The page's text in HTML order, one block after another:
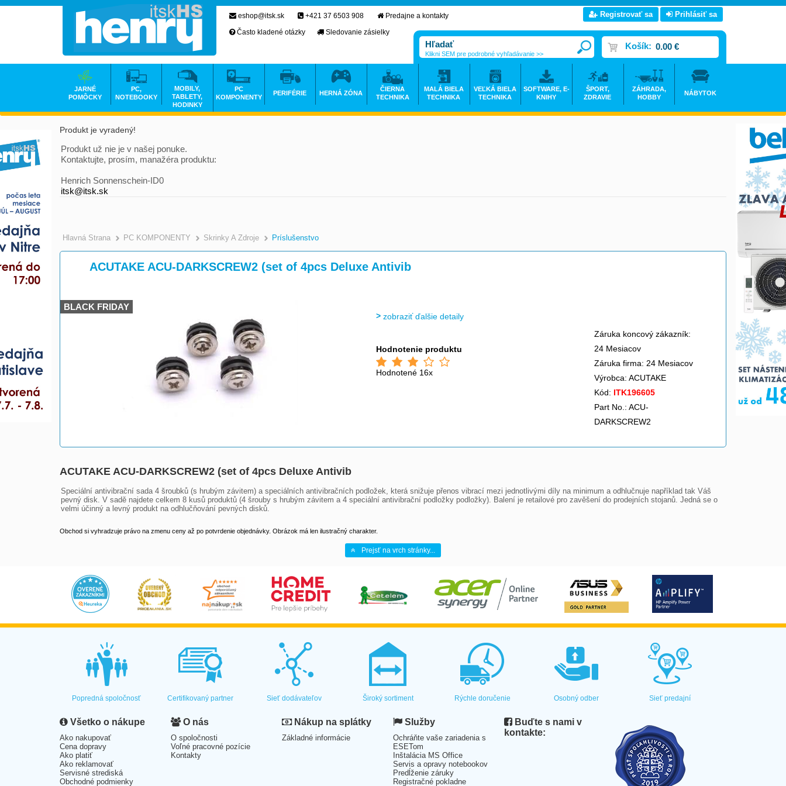
Produkt je vyradený!
Produkt už nie je v našej ponuke.
Kontaktujte, prosím, manažéra produktu:
Henrich Sonnenschein-ID0
itsk@itsk.sk
Hlavná Strana >
PC KOMPONENTY >
Skrinky A Zdroje >
Príslušenstvo
ACUTAKE ACU-DARKSCREW2 (set of 4pcs Deluxe Antivib
BLACK FRIDAY
zobraziť ďalšie detaily
Hodnotenie produktu
Hodnotené 16x
Záruka koncový zákazník:
24 Mesiacov
Záruka firma: 24 Mesiacov
Výrobca: ACUTAKE
Kód: ITK196605
Part No.: ACU-
DARKSCREW2
ACUTAKE ACU-DARKSCREW2 (set of 4pcs Deluxe Antivib
Speciální antivibrační sada 4 šroubků (s hrubým závitem) a speciálních antivibračních podložek, která snižuje přenos vibrací mezi jednotlivými díly na minimum a odhlučnuje například tak Váš
pevný disk. V sadě najdete celkem 8 kusů produktů (4 šrouby s hrubým závitem a 4 speciální antivibrační podložky podložky). Balení je retailové pro zavěšení do prodejních stojanů. Jedná se o
velmi účinný a levný produkt na odhlučňování pevných disků.
Obchod si vyhradzuje právo na zmenu ceny až po potvrdenie objednávky. Obrázok má len ilustračný charakter.
Prejsť na vrch stránky...
eshop@itsk.sk +421 37 6503 908
Predajne a kontakty
Často kladené otázky
Sledovanie zásielky
Registrovať sa Prihlásiť sa
Košík: 0.00 €
Klikni SEM pre podrobné vyhľadávanie >>
JARNÉ
POMÔCKY
PC,
NOTEBOOKY
MOBILY,
TABLETY,
HODINKY
PC
KOMPONENTY
PERIFÉRIE HERNÁ ZÓNA
ČIERNA
TECHNIKA
MALÁ BIELA
TECHNIKA
VEĽKÁ BIELA
TECHNIKA
SOFTWARE, E-
KNIHY
ŠPORT,
ZDRAVIE
ZÁHRADA,
HOBBY
NÁBYTOK
Popredná spoločnosť Certifikovaný partner Sieť dodávateľov Široký sortiment Rýchle doručenie Osobný odber Sieť predajní
Všetko o nákupe
Ako nakupovať
Cena dopravy
Ako platiť
Ako reklamovať
Servisné strediská
Obchodné podmienky
O nás
O spoločnosti
Voľné pracovné pozície
Kontakty
Nákup na splátky
Základné informácie
Služby
Ochráňte vaše zariadenia s
ESETom
Inštalácia MS Office
Servis a opravy notebookov
Predĺženie záruky
Registračné pokladne
Buďte s nami v
kontakte: